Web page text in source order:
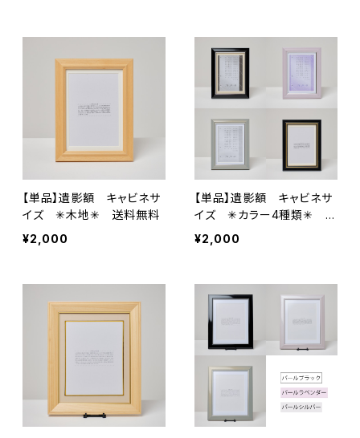
【単品】遺影額 キャビネサ
イズ ✳︎木地✳︎ 送料無料
¥2,000
【単品】遺影額 キャビネサ
イズ ✳︎カラー4種類✳︎ 送
料無料
¥2,000